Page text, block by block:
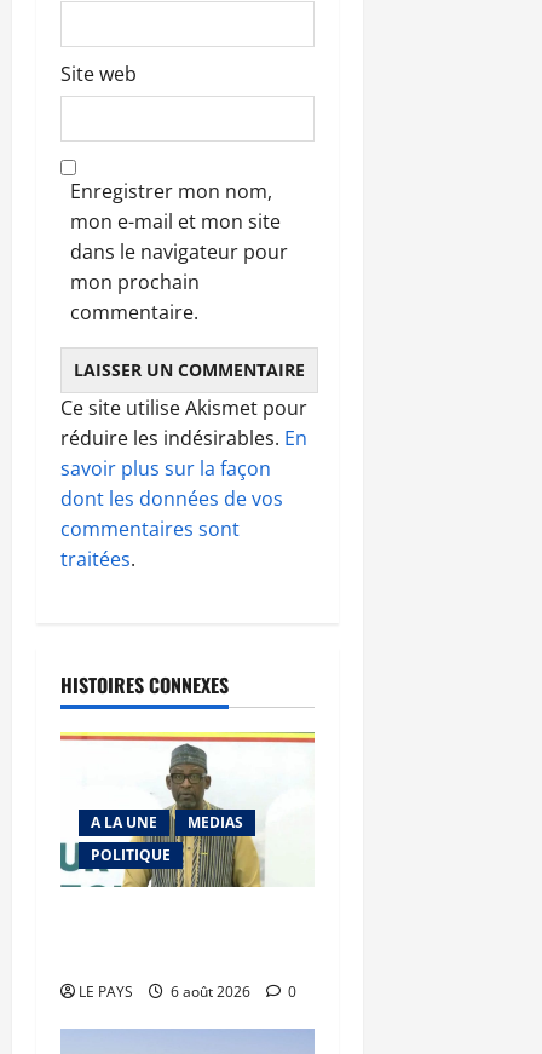
Site web
Enregistrer mon nom,
mon e-mail et mon site
dans le navigateur pour
mon prochain
commentaire.
Ce site utilise Akismet pour
réduire les indésirables. En
savoir plus sur la façon
dont les données de vos
commentaires sont
traitées.
HISTOIRES CONNEXES
A LA UNE
MEDIAS
POLITIQUE
LE PAYS 6 août 2026 0